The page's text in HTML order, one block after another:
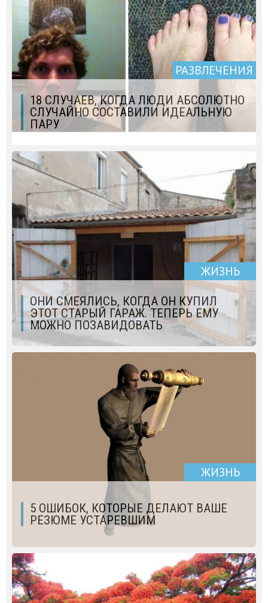
РАЗВЛЕЧЕНИЯ
18 СЛУЧАЕВ, КОГДА ЛЮДИ АБСОЛЮТНО
СЛУЧАЙНО СОСТАВИЛИ ИДЕАЛЬНУЮ
ПАРУ
ЖИЗНЬ
ОНИ СМЕЯЛИСЬ, КОГДА ОН КУПИЛ
ЭТОТ СТАРЫЙ ГАРАЖ. ТЕПЕРЬ ЕМУ
МОЖНО ПОЗАВИДОВАТЬ
ЖИЗНЬ
5 ОШИБОК, КОТОРЫЕ ДЕЛАЮТ ВАШЕ
РЕЗЮМЕ УСТАРЕВШИМ